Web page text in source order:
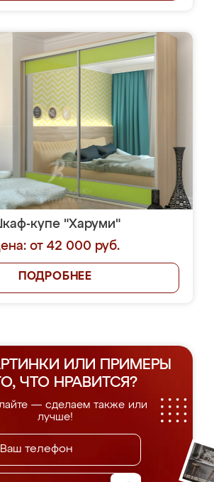
купе "Харуми"
от 42 000 руб.
ПОДРОБНЕЕ
ИЛИ ПРИМЕРЫ
ЧТО НРАВИТСЯ?
— сделаем также или
лучше!